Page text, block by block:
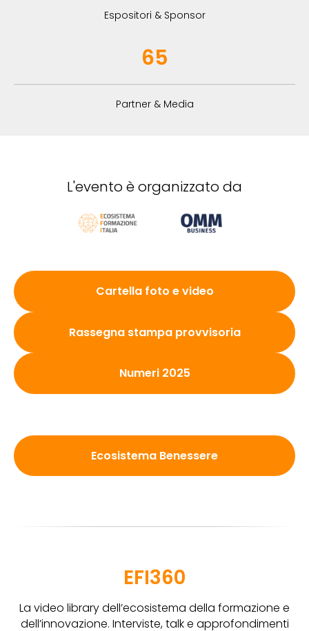
Espositori & Sponsor
65
Partner & Media
L'evento è organizzato da
Cartella foto e video
Rassegna stampa provvisoria
Numeri 2025
Ecosistema Benessere
EFI360
La video library dell’ecosistema della formazione e
dell’innovazione. Interviste, talk e approfondimenti